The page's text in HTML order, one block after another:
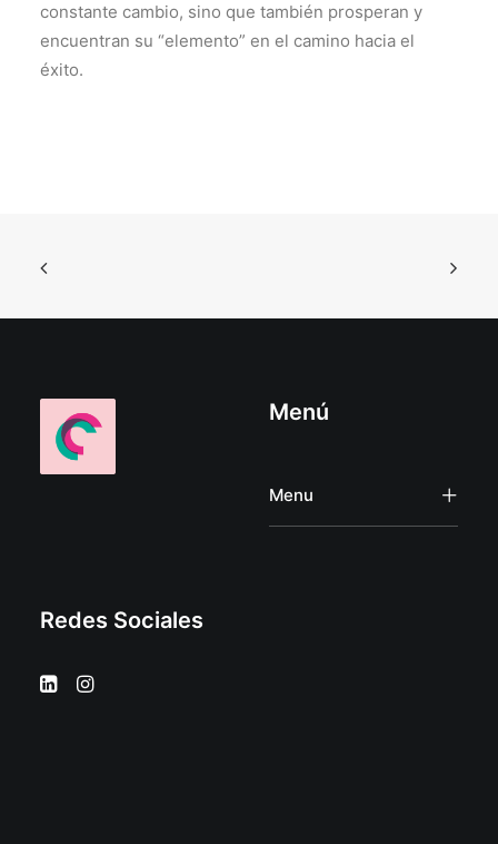
constante cambio, sino que también prosperan y
encuentran su “elemento” en el camino hacia el
éxito.
Menú
Menu
Redes Sociales